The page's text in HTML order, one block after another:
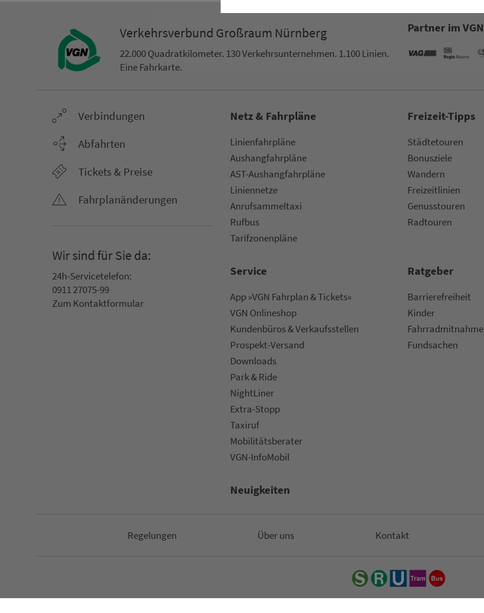
Ver­kehrs­ver­bund Groß­raum Nürn­berg
22.000 Qua­drat­ki­lo­me­ter. 130 Ver­kehrs­un­ter­neh­men. 1.100 Linien.
Eine Fahr­kar­te.
Partner im VGN
Ver­bin­dungen
Abfahrten
Tickets & Preise
Fahr­plan­ände­rungen
Wir sind für Sie da:
24h-Ser­vice­te­le­fon:
0911 27075-99
Zum Kon­taktformular
Netz & Fahrpläne
Li­ni­en­fahr­plä­ne
Aus­hang­fahr­plä­ne
AST-Aus­hang­fahr­plä­ne
Li­ni­en­netze
An­ruf­sam­mel­taxi
Rufbus
Ta­rif­zo­nen­plä­ne
Frei­zeit-Tipps
Städtetouren
Bonusziele
Wandern
Frei­zeit­li­ni­en
Genusstouren
Radtouren
Service
App »VGN Fahrplan & Tickets«
VGN On­line­shop
Kun­den­bü­ros & Ver­kaufs­stel­len
Prospekt-Versand
Downloads
Park & Ride
NightLiner
Extra-Stopp
Taxiruf
Mo­bi­li­täts­be­ra­ter
VGN-InfoMobil
Rat­ge­ber
Bar­ri­e­re­frei­heit
Kinder
Fahr­rad­mit­nah­me
Fund­sachen
Neuigkeiten
Re­ge­lungen Über uns Kon­takt